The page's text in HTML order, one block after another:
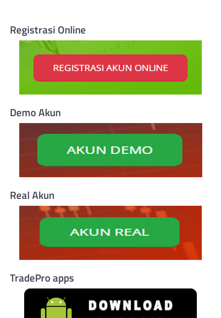
Registrasi Online
Demo Akun
Real Akun
TradePro apps